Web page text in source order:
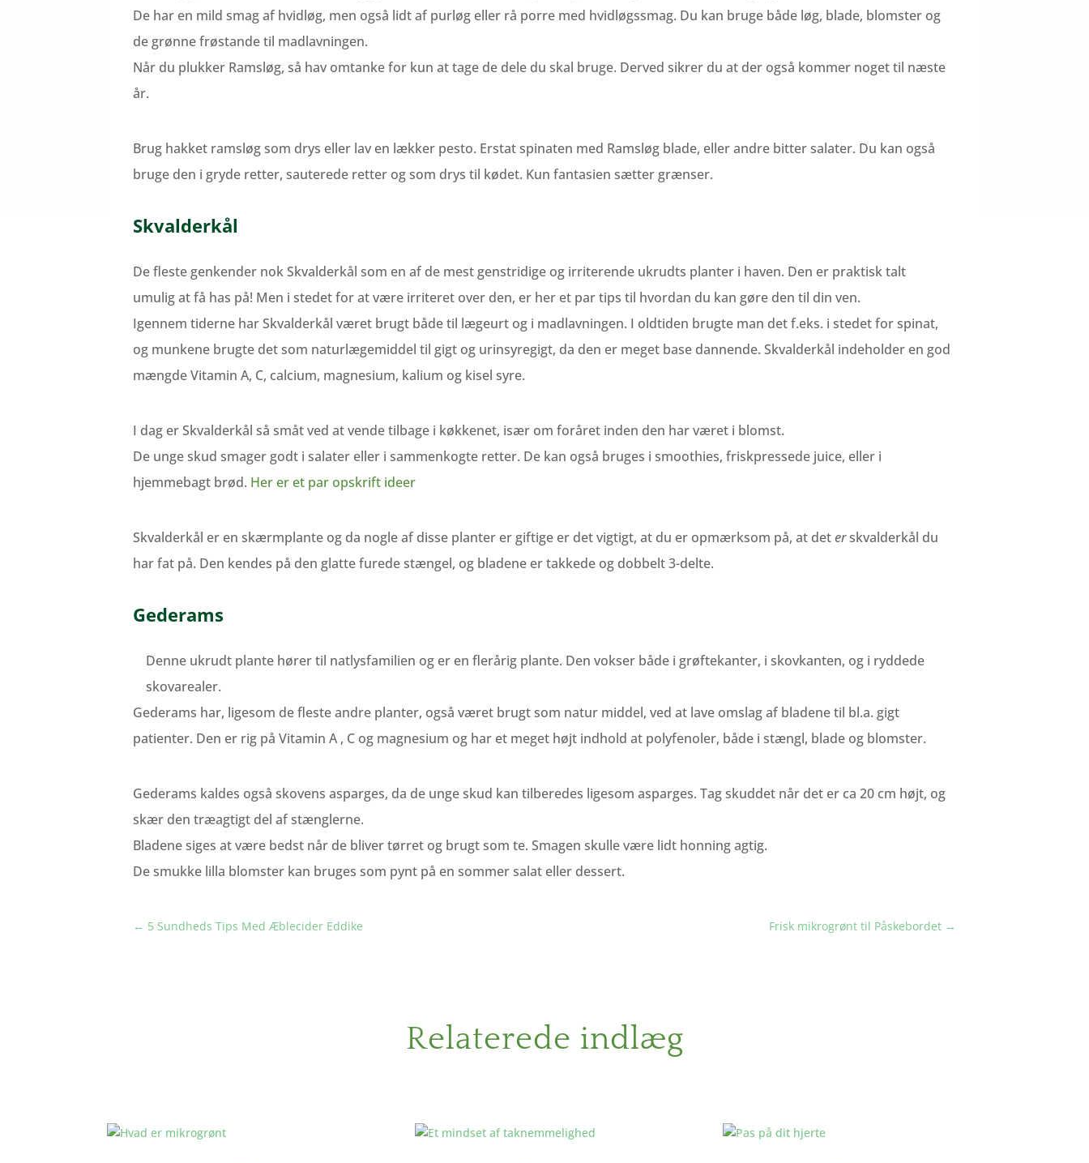
De har en mild smag af hvidløg, men også lidt af purløg eller rå porre med hvidløgssmag. Du kan bruge både løg, blade, blomster og
de grønne frøstande til madlavningen.
Når du plukker Ramsløg, så hav omtanke for kun at tage de dele du skal bruge. Derved sikrer du at der også kommer noget til næste
år.
Brug hakket ramsløg som drys eller lav en lækker pesto. Erstat spinaten med Ramsløg blade, eller andre bitter salater. Du kan også
bruge den i gryde retter, sauterede retter og som drys til kødet. Kun fantasien sætter grænser.
Skvalderkål
De fleste genkender nok Skvalderkål som en af de mest genstridige og irriterende ukrudts planter i haven. Den er praktisk talt
umulig at få has på! Men i stedet for at være irriteret over den, er her et par tips til hvordan du kan gøre den til din ven.
Igennem tiderne har Skvalderkål været brugt både til lægeurt og i madlavningen. I oldtiden brugte man det f.eks. i stedet for spinat,
og munkene brugte det som naturlægemiddel til gigt og urinsyregigt, da den er meget base dannende. Skvalderkål indeholder en god
mængde Vitamin A, C, calcium, magnesium, kalium og kisel syre.
I dag er Skvalderkål så småt ved at vende tilbage i køkkenet, især om foråret inden den har været i blomst.
De unge skud smager godt i salater eller i sammenkogte retter. De kan også bruges i smoothies, friskpressede juice, eller i
hjemmebagt brød. Her er et par opskrift ideer
Skvalderkål er en skærmplante og da nogle af disse planter er giftige er det vigtigt, at du er opmærksom på, at deterskvalderkål du
har fat på. Den kendes på den glatte furede stængel, og bladene er takkede og dobbelt 3-delte.
Gederams
Denne ukrudt plante hører til natlysfamilien og er en flerårig plante. Den vokser både i grøftekanter, i skovkanten, og i ryddede
skovarealer.
Gederams har, ligesom de fleste andre planter, også været brugt som natur middel, ved at lave omslag af bladene til bl.a. gigt
patienter. Den er rig på Vitamin A , C og magnesium og har et meget højt indhold at polyfenoler, både i stængl, blade og blomster.
Gederams kaldes også skovens asparges, da de unge skud kan tilberedes ligesom asparges. Tag skuddet når det er ca 20 cm højt, og
skær den træagtigt del af stænglerne.
Bladene siges at være bedst når de bliver tørret og brugt som te. Smagen skulle være lidt honning agtig.
De smukke lilla blomster kan bruges som pynt på en sommer salat eller dessert.
← 5 Sundheds Tips Med Æblecider Eddike Frisk mikrogrønt til Påskebordet→
Relaterede indlæg